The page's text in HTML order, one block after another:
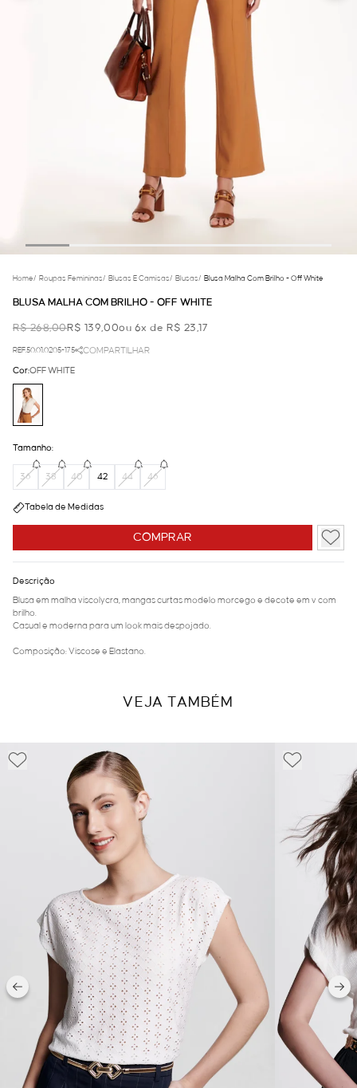
Home/ Roupas Femininas/ Blusas E Camisas/ Blusas/ Blusa Malha Com Brilho - Off White
BLUSA MALHA COM BRILHO - OFF WHITE
R$ 268,00R$ 139,00ou 6x de R$ 23,17
REF.50.01.0205-175 COMPARTILHAR
COMPRAR
Cor:OFF WHITE
Tamanho:
36 38 40 42 44 46
Tabela de Medidas
Descrição
Blusa em malha viscolycra, mangas curtas modelo morcego e decote em v com
brilho.
Casual e moderna para um look mais despojado.
Composição: Viscose e Elastano.
VEJA TAMBÉM